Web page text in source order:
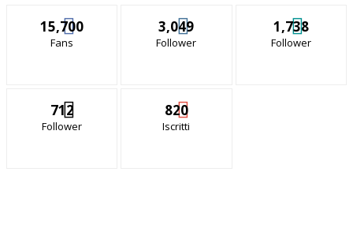
15,700
Fans
3,049
Follower
1,738
Follower
712
Follower
820
Iscritti